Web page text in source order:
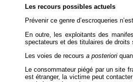
Les recours possibles actuels
Prévenir ce genre d’escroqueries
En outre, les exploitants des
spectateurs et des titulaires de droits
Les voies de recours a posteriori
Le consommateur piégé par un site
est étranger, la victime peut